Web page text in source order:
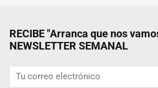
RECIBE "Arranca que nos
NEWSLETTER SEMANAL